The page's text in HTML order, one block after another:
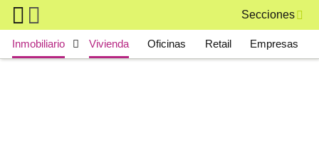
Skip to main content
Secciones
Main navigation
Inmobiliario Vivienda Oficinas Retail Empresas